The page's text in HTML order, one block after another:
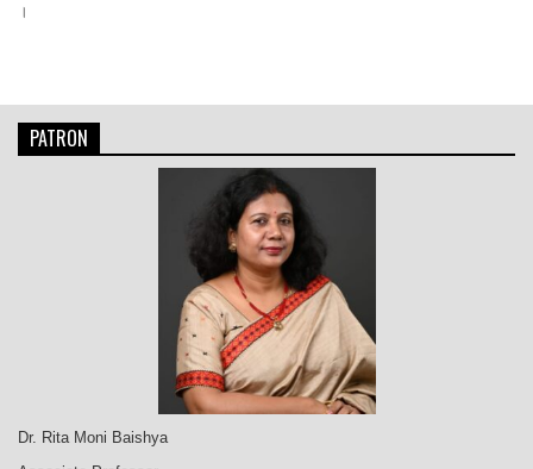
।
PATRON
Dr. Rita Moni Baishya